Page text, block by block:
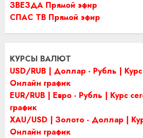
ЗВЕЗДА Прямой эфир
СПАС ТВ Прямой эфир
КУРСЫ ВАЛЮТ
USD/RUB | Доллар - Рубль |
Онлайн график
EUR/RUB | Евро - Рубль | Курс
график
XAU/USD | Золото - Доллар |
Онлайн график